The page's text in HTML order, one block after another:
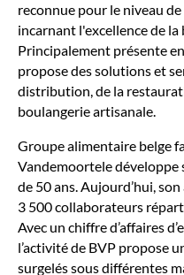
reconnue pour le niveau
incarnant l'excellence de
Principalement présente
propose des solutions et
distribution, de la
boulangerie artisanale.
Groupe alimentaire belge
Vandemoortele développe
de 50 ans. Aujourd’hui,
3 500 collaborateurs
Avec un chiffre d’affaires
l’activité de BVP propose
surgelés sous différentes